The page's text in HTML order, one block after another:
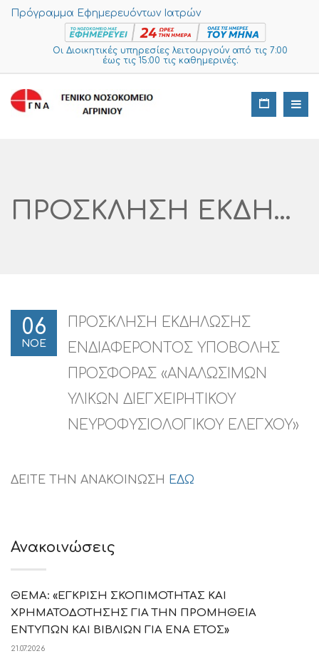
Πρόγραμμα Εφημερευόντων Ιατρών
Οι Διοικητικές υπηρεσίες λειτουργούν από τις 7:00
έως τις 15:00 τις καθημερινές.
ΠΡΟΣΚΛΗΣΗ ΕΚΔΗΛΩΣΗΣ ΕΝΔΙΑΦΕΡΟΝΤΟΣ ΥΠΟΒΟΛΗΣ ΠΡΟΣΦΟΡΑΣ «ΑΝΑΛΩΣΙΜΩΝ ΥΛΙΚΩΝ ΔΙΕΓΧΕΙΡΗΤΙΚΟΥ ΝΕΥΡΟΦΥΣΙΟΛΟΓΙΚΟΥ ΕΛΕΓΧΟΥ»
06
ΝΟΕ
ΠΡΟΣΚΛΗΣΗ ΕΚΔΗΛΩΣΗΣ
ΕΝΔΙΑΦΕΡΟΝΤΟΣ ΥΠΟΒΟΛΗΣ
ΠΡΟΣΦΟΡΑΣ «ΑΝΑΛΩΣΙΜΩΝ
ΥΛΙΚΩΝ ΔΙΕΓΧΕΙΡΗΤΙΚΟΥ
ΝΕΥΡΟΦΥΣΙΟΛΟΓΙΚΟΥ ΕΛΕΓΧΟΥ»
ΔΕΙΤΕ ΤΗΝ ΑΝΑΚΟΙΝΩΣΗ ΕΔΩ
Ανακοινώσεις
ΘΕΜΑ: «ΕΓΚΡΙΣΗ ΣΚΟΠΙΜΟΤΗΤΑΣ ΚΑΙ
ΧΡΗΜΑΤΟΔΟΤΗΣΗΣ ΓΙΑ ΤΗΝ ΠΡΟΜΗΘΕΙΑ
ΕΝΤΥΠΩΝ ΚΑΙ ΒΙΒΛΙΩΝ ΓΙΑ ΕΝΑ ΕΤΟΣ»
21.07.2026